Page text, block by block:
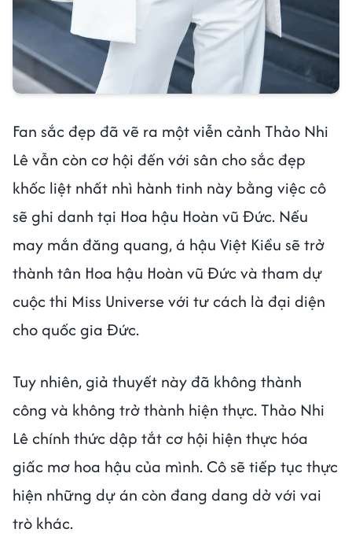
Fan sắc đẹp đã vẽ ra một viễn cảnh Thảo Nhi
Lê vẫn còn cơ hội đến với sân cho sắc đẹp
khốc liệt nhất nhì hành tinh này bằng việc cô
sẽ ghi danh tại Hoa hậu Hoàn vũ Đức. Nếu
may mắn đăng quang, á hậu Việt Kiều sẽ trở
thành tân Hoa hậu Hoàn vũ Đức và tham dự
cuộc thi Miss Universe với tư cách là đại diện
cho quốc gia Đức.
Tuy nhiên, giả thuyết này đã không thành
công và không trở thành hiện thực. Thảo Nhi
Lê chính thức dập tắt cơ hội hiện thực hóa
giấc mơ hoa hậu của mình. Cô sẽ tiếp tục thực
hiện những dự án còn đang dang dở với vai
trò khác.